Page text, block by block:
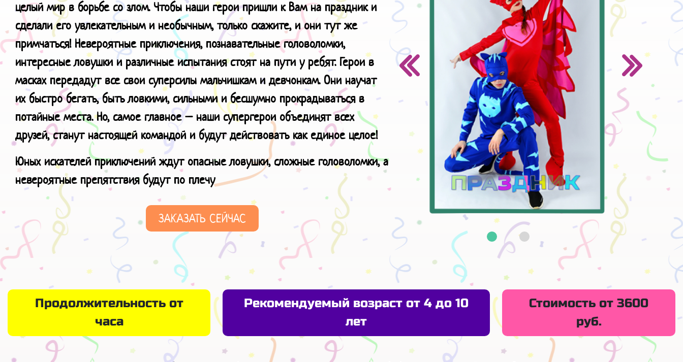
целый мир в борьбе со злом. Чтобы наши герои пришли к Вам на праздник и
сделали его увлекательным и необычным, только скажите, и они тут же
примчаться! Невероятные приключения, познавательные головоломки,
интересные ловушки и различные испытания стоят на пути у ребят. Герои в
масках передадут все свои суперсилы мальчишкам и девчонкам. Они научат
их быстро бегать, быть ловкими, сильными и бесшумно прокрадываться в
потайные места. Но, самое главное – наши супергерои объединят всех
друзей, станут настоящей командой и будут действовать как единое целое!
Юных искателей приключений ждут опасные ловушки, сложные головоломки, а
невероятные препятствия будут по плечу
ЗАКАЗАТЬ СЕЙЧАС
Продолжительность от
часа
Рекомендуемый возраст от 4 до 10
лет
Стоимость от 3600
руб.